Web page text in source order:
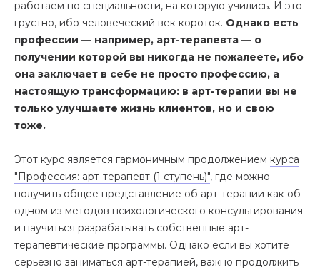
работаем по специальности, на которую учились. И это
грустно, ибо человеческий век короток. Однако есть
профессии — например, арт-терапевта — о
получении которой вы никогда не пожалеете, ибо
она заключает в себе не просто профессию, а
настоящую трансформацию: в арт-терапии вы не
только улучшаете жизнь клиентов, но и свою
тоже.
Этот курс является гармоничным продолжением курса
"Профессия: арт-терапевт (1 ступень)", где можно
получить общее представление об арт-терапии как об
одном из методов психологического консультирования
и научиться разрабатывать собственные арт-
терапевтические программы. Однако если вы хотите
серьезно заниматься арт-терапией, важно продолжить